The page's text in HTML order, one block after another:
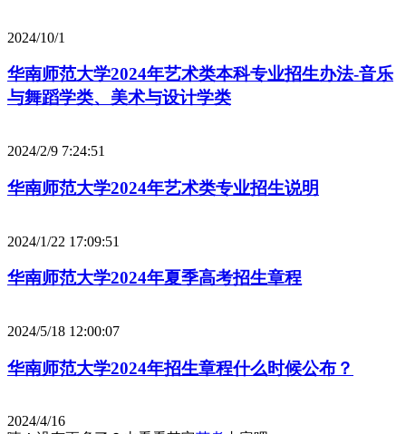
2024/10/1
华南师范大学2024年艺术类本科专业招生办法-音乐
与舞蹈学类、美术与设计学类
2024/2/9 7:24:51
华南师范大学2024年艺术类专业招生说明
2024/1/22 17:09:51
华南师范大学2024年夏季高考招生章程
2024/5/18 12:00:07
华南师范大学2024年招生章程什么时候公布？
2024/4/16